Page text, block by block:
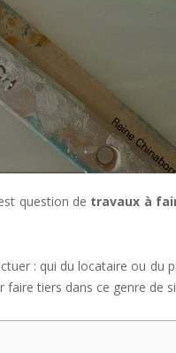
question de travaux à
: qui du locataire ou du
tiers dans ce genre de